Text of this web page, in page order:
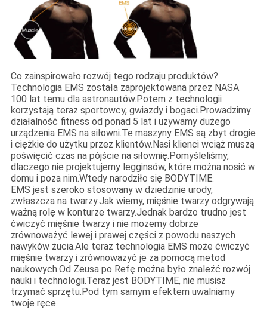
Co zainspirowało rozwój tego rodzaju produktów?
Technologia EMS została zaprojektowana przez NASA
100 lat temu dla astronautów.Potem z technologii
korzystają teraz sportowcy, gwiazdy i bogaci.Prowadzimy
działalność fitness od ponad 5 lat i używamy dużego
urządzenia EMS na siłowni.Te maszyny EMS są zbyt drogie
i ciężkie do użytku przez klientów.Nasi klienci wciąż muszą
poświęcić czas na pójście na siłownię.Pomyśleliśmy,
dlaczego nie projektujemy legginsów, które można nosić w
domu i poza nim.Wtedy narodziło się BODYTIME.
EMS jest szeroko stosowany w dziedzinie urody,
zwłaszcza na twarzy.Jak wiemy, mięśnie twarzy odgrywają
ważną rolę w konturze twarzy.Jednak bardzo trudno jest
ćwiczyć mięśnie twarzy i nie możemy dobrze
zrównoważyć lewej i prawej części z powodu naszych
nawyków żucia.Ale teraz technologia EMS może ćwiczyć
mięśnie twarzy i zrównoważyć je za pomocą metod
naukowych.Od Zeusa po Refę można było znaleźć rozwój
nauki i technologii.Teraz jest BODYTIME, nie musisz
trzymać sprzętu.Pod tym samym efektem uwalniamy
twoje ręce.